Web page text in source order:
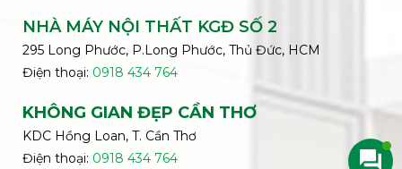
NHÀ MÁY NỘI THẤT KGĐ SỐ 2
295 Long Phước, P.Long Phước, Thủ Đức, HCM
Điện thoại: 0918 434 764
KHÔNG GIAN ĐẸP CẦN THƠ
KDC Hồng Loan, T. Cần Thơ
Điện thoại: 0918 434 764